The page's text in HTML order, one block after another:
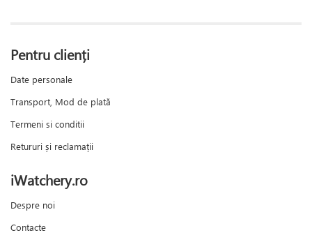
Pentru clienți
Date personale
Transport, Mod de plată
Termeni si conditii
Retururi și reclamații
iWatchery.ro
Despre noi
Contacte